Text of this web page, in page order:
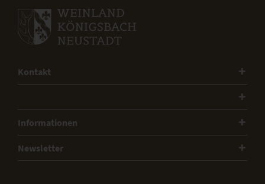
Kontakt
Informationen
Newsletter